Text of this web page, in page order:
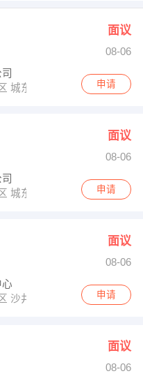
员 ] 招聘信息
资有限公司 】 强势入驻
面议
08-06
城东镇都连永新嘉利西北
申请
面议
08-06
城东镇都连永新嘉利西北
申请
面议
08-06
沙井大道39号融晟海悦城营
申请
面议
08-06